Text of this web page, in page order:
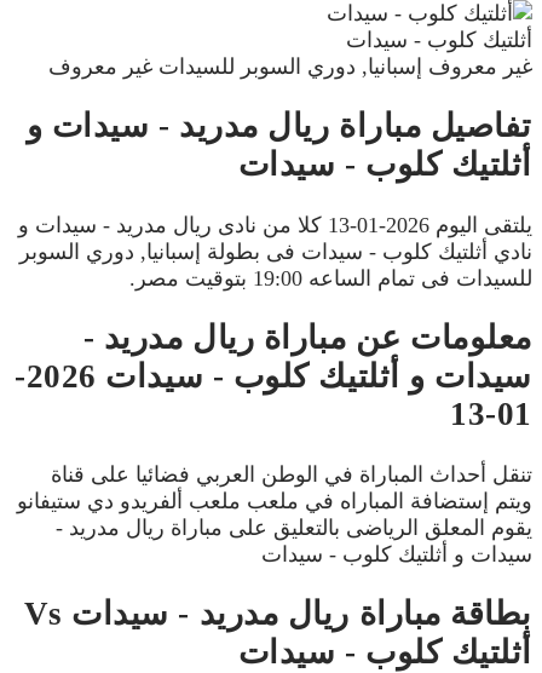
أثلتيك كلوب - سيدات
غير معروف إسبانيا, دوري السوبر للسيدات غير معروف
تفاصيل مباراة ريال مدريد - سيدات و
أثلتيك كلوب - سيدات
يلتقى اليوم 2026-01-13 كلا من نادى ريال مدريد - سيدات و
نادي أثلتيك كلوب - سيدات فى بطولة إسبانيا, دوري السوبر
للسيدات فى تمام الساعه 19:00 بتوقيت مصر.
معلومات عن مباراة ريال مدريد -
سيدات و أثلتيك كلوب - سيدات 2026-
01-13
تنقل أحداث المباراة في الوطن العربي فضائيا على قناة
ويتم إستضافة المباراه في ملعب ملعب ألفريدو دي ستيفانو
يقوم المعلق الرياضى بالتعليق على مباراة ريال مدريد -
سيدات و أثلتيك كلوب - سيدات
بطاقة مباراة ريال مدريد - سيدات Vs
أثلتيك كلوب - سيدات